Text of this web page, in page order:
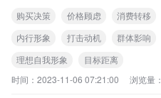
他人
购买决策 价格顾虑 消费转移
内行形象
打击动机 群体影响
理想自我形象
目标距离
时间： 2023-11-06 07:21:00 浏览量：